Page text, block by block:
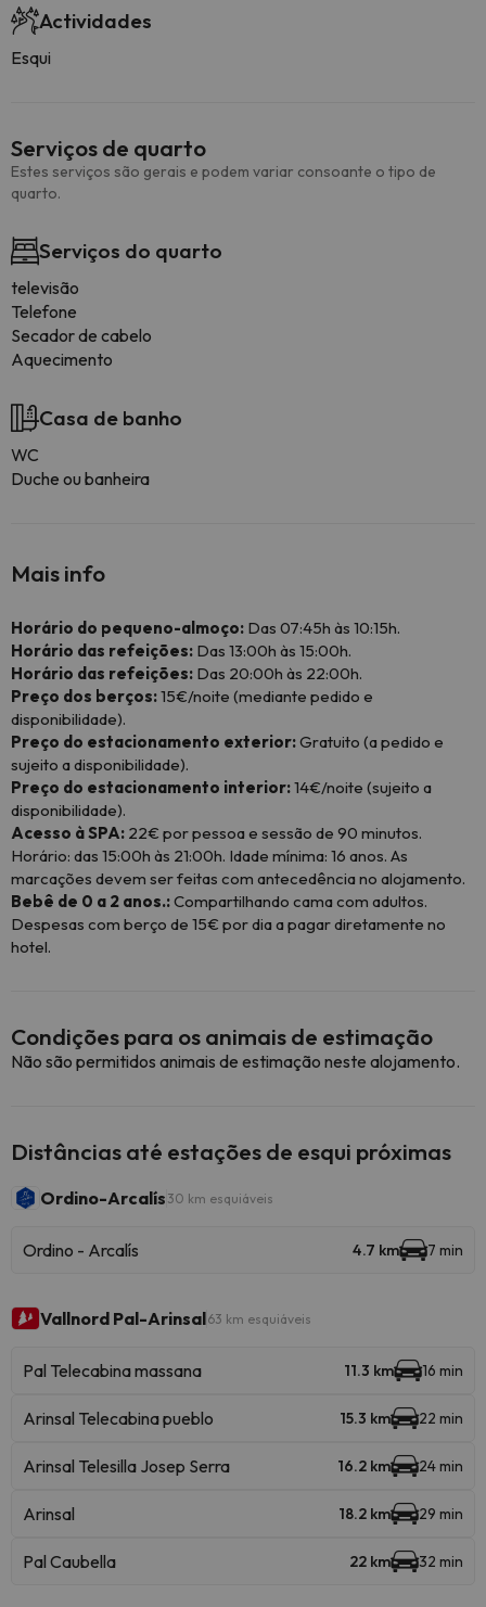
Actividades
Esqui
Serviços de quarto
Estes serviços são gerais e podem variar consoante o tipo de
quarto.
Serviços do quarto
televisão
Telefone
Secador de cabelo
Aquecimento
Casa de banho
WC
Duche ou banheira
Mais info
Horário do pequeno-almoço: Das 07:45h às 10:15h.
Horário das refeições: Das 13:00h às 15:00h.
Horário das refeições: Das 20:00h às 22:00h.
Preço dos berços:15€/noite (mediante pedido e
disponibilidade).
Preço do estacionamento exterior:Gratuito (a pedido e
sujeito a disponibilidade).
Preço do estacionamento interior:14€/noite (sujeito a
disponibilidade).
Acesso à SPA: 22€ por pessoa e sessão de 90 minutos.
Horário: das 15:00h às 21:00h. Idade mínima: 16 anos. As
marcações devem ser feitas com antecedência no alojamento.
Bebê de 0 a 2 anos.:Compartilhando cama com adultos.
Despesas com berço de 15€ por dia a pagar diretamente no
hotel.
Condições para os animais de estimação
Não são permitidos animais de estimação neste alojamento.
Distâncias até estações de esqui próximas
Ordino-Arcalís 30 km esquiáveis
Ordino - Arcalís 4.7 km 7 min
Vallnord Pal-Arinsal63 km esquiáveis
Pal Telecabina massana 11.3 km 16 min
Arinsal Telecabina pueblo 15.3 km 22 min
Arinsal Telesilla Josep Serra 16.2 km 24 min
Arinsal 18.2 km 29 min
Pal Caubella 22 km 32 min